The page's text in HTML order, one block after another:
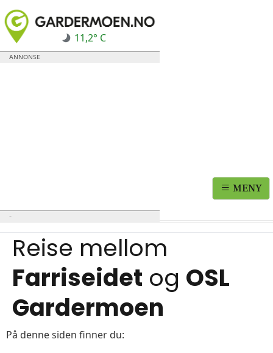
11,2° C
MENY
Reise mellom
Farriseidet og OSL
Gardermoen
På denne siden finner du: